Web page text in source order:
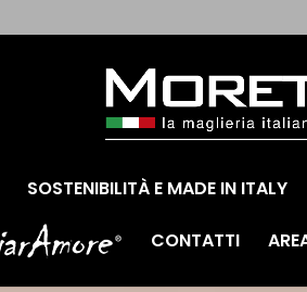
SOSTENIBILITÀ E MADE IN ITALY
CONTATTI